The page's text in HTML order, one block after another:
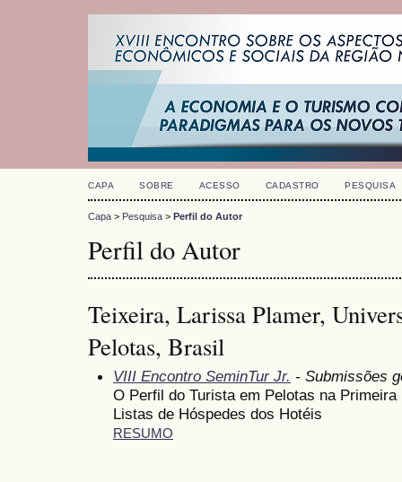
CAPA SOBRE ACESSO CADASTRO PESQUISA
Capa > Pesquisa > Perfil do Autor
Perfil do Autor
Teixeira, Larissa Plamer,
Pelotas, Brasil
VIII Encontro SeminTur Jr. - Submissões
O Perfil do Turista em Pelotas na
Listas de Hóspedes dos Hotéis
RESUMO